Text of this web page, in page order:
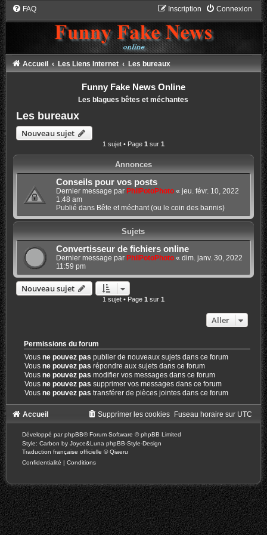
FAQ Connexion
Inscription
Accueil Les Liens Internet Les bureaux
Funny Fake News Online
Les blagues bêtes et méchantes
Les bureaux
Nouveau sujet
1 sujet • Page 1 sur 1
Annonces
Conseils pour vos posts
Dernier message par PhilPotoPhoto« jeu. févr. 10, 2022
1:48 am
Publié dans Bête et méchant (ou le coin des bannis)
Sujets
Convertisseur de fichiers online
Dernier message par PhilPotoPhoto« dim. janv. 30, 2022
11:59 pm
Nouveau sujet
1 sujet • Page 1 sur 1
Aller
Permissions du forum
Vousne pouvez pas publier de nouveaux sujets dans ce forum
Vousne pouvez pas répondre aux sujets dans ce forum
Vousne pouvez pas modifier vos messages dans ce forum
Vousne pouvez pas supprimer vos messages dans ce forum
Vousne pouvez pas transférer de pièces jointes dans ce forum
Accueil Fuseau horaire sur UTC
Supprimer les cookies
Développé parphpBB® Forum Software © phpBB Limited
Style: Carbon by Joyce&Luna phpBB-Style-Design
Traduction française officielle ©Qiaeru
Confidentialité | Conditions